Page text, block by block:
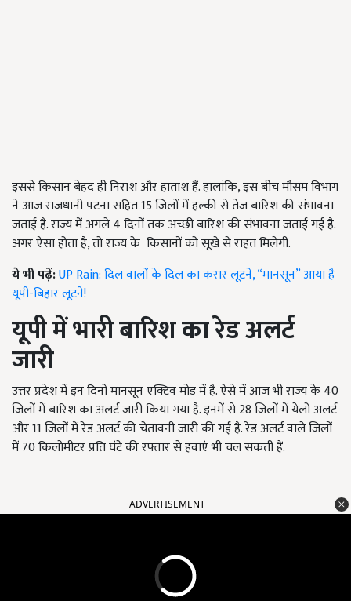
इससे किसान बेहद ही निराश और हाताश हैं. हालांकि, इस बीच मौसम विभाग
ने आज राजधानी पटना सहित 15 जिलों में हल्की से तेज बारिश की संभावना
जताई है. राज्य में अगले 4 दिनों तक अच्छी बारिश की संभावना जताई गई है.
अगर ऐसा होता है, तो राज्य के किसानों को सूखे से राहत मिलेगी.
ये भी पढ़ें:UP Rain: दिल वालों के दिल का करार लूटने, “मानसून” आया है
यूपी-बिहार लूटने!
यूपी में भारी बारिश का रेड अलर्ट
जारी
उत्तर प्रदेश में इन दिनों मानसून एक्टिव मोड में है. ऐसे में आज भी राज्य के 40
जिलों में बारिश का अलर्ट जारी किया गया है. इनमें से 28 जिलों में येलो अलर्ट
और 11 जिलों में रेड अलर्ट की चेतावनी जारी की गई है. रेड अलर्ट वाले जिलों
में 70 किलोमीटर प्रति घंटे की रफ्तार से हवाएं भी चल सकती हैं.
ADVERTISEMENT